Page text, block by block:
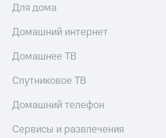
Для дома
Домашний интернет
Домашнее ТВ
Спутниковое ТВ
Домашний телефон
Сервисы и развлечения